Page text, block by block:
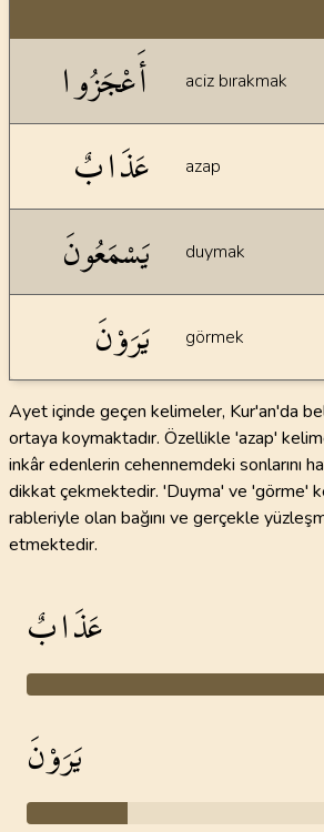
أَعْجَزُوا aciz bırakmak
عَذَابٌ azap
يَسْمَعُونَ duymak
يَرَوْنَ görmek
Ayet içinde geçen kelimeler, Kur'an'da
ortaya koymaktadır. Özellikle 'azap'
inkâr edenlerin cehennemdeki sonlarını
dikkat çekmektedir. 'Duyma' ve 'görme'
rableriyle olan bağını ve gerçekle
etmektedir.
عَذَابٌ
يَرَوْنَ